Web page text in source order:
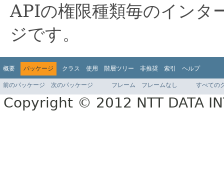
APIの権限種類毎のインタ
ジです。
概要 パッケージ クラス 使用 階層ツリー 非推奨 索引 ヘルプ
前のパッケージ 次のパッケージ フレーム フレームなし すべての
Copyright © 2012 NTT DATA